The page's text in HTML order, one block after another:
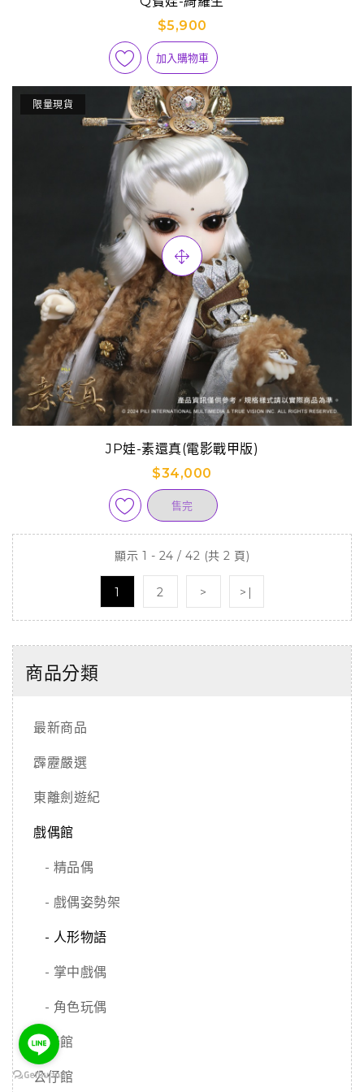
$5,900
加入購物車
限量現貨
JP娃-素還真(電影戰甲版)
$34,000
售完
顯示 1 - 24 / 42 (共 2 頁)
1 2 > >|
商品分類
最新商品
霹靂嚴選
東離劍遊紀
戲偶館
- 精品偶
- 戲偶姿勢架
- 人形物語
- 掌中戲偶
- 角色玩偶
兵器館
公仔館